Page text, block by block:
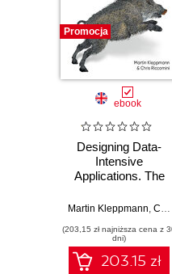
15. The Learning
16. The Timeline
17. The Town Hall
18. The Learning
Promocja
ebook
Designing Data-
Intensive
Applications. The
Reliable, Scalable,
Systems. 2nd
Edition
Martin Kleppmann Chris Riccomini
(203,15 zł najniższa cena z
dni)
203.15 zł